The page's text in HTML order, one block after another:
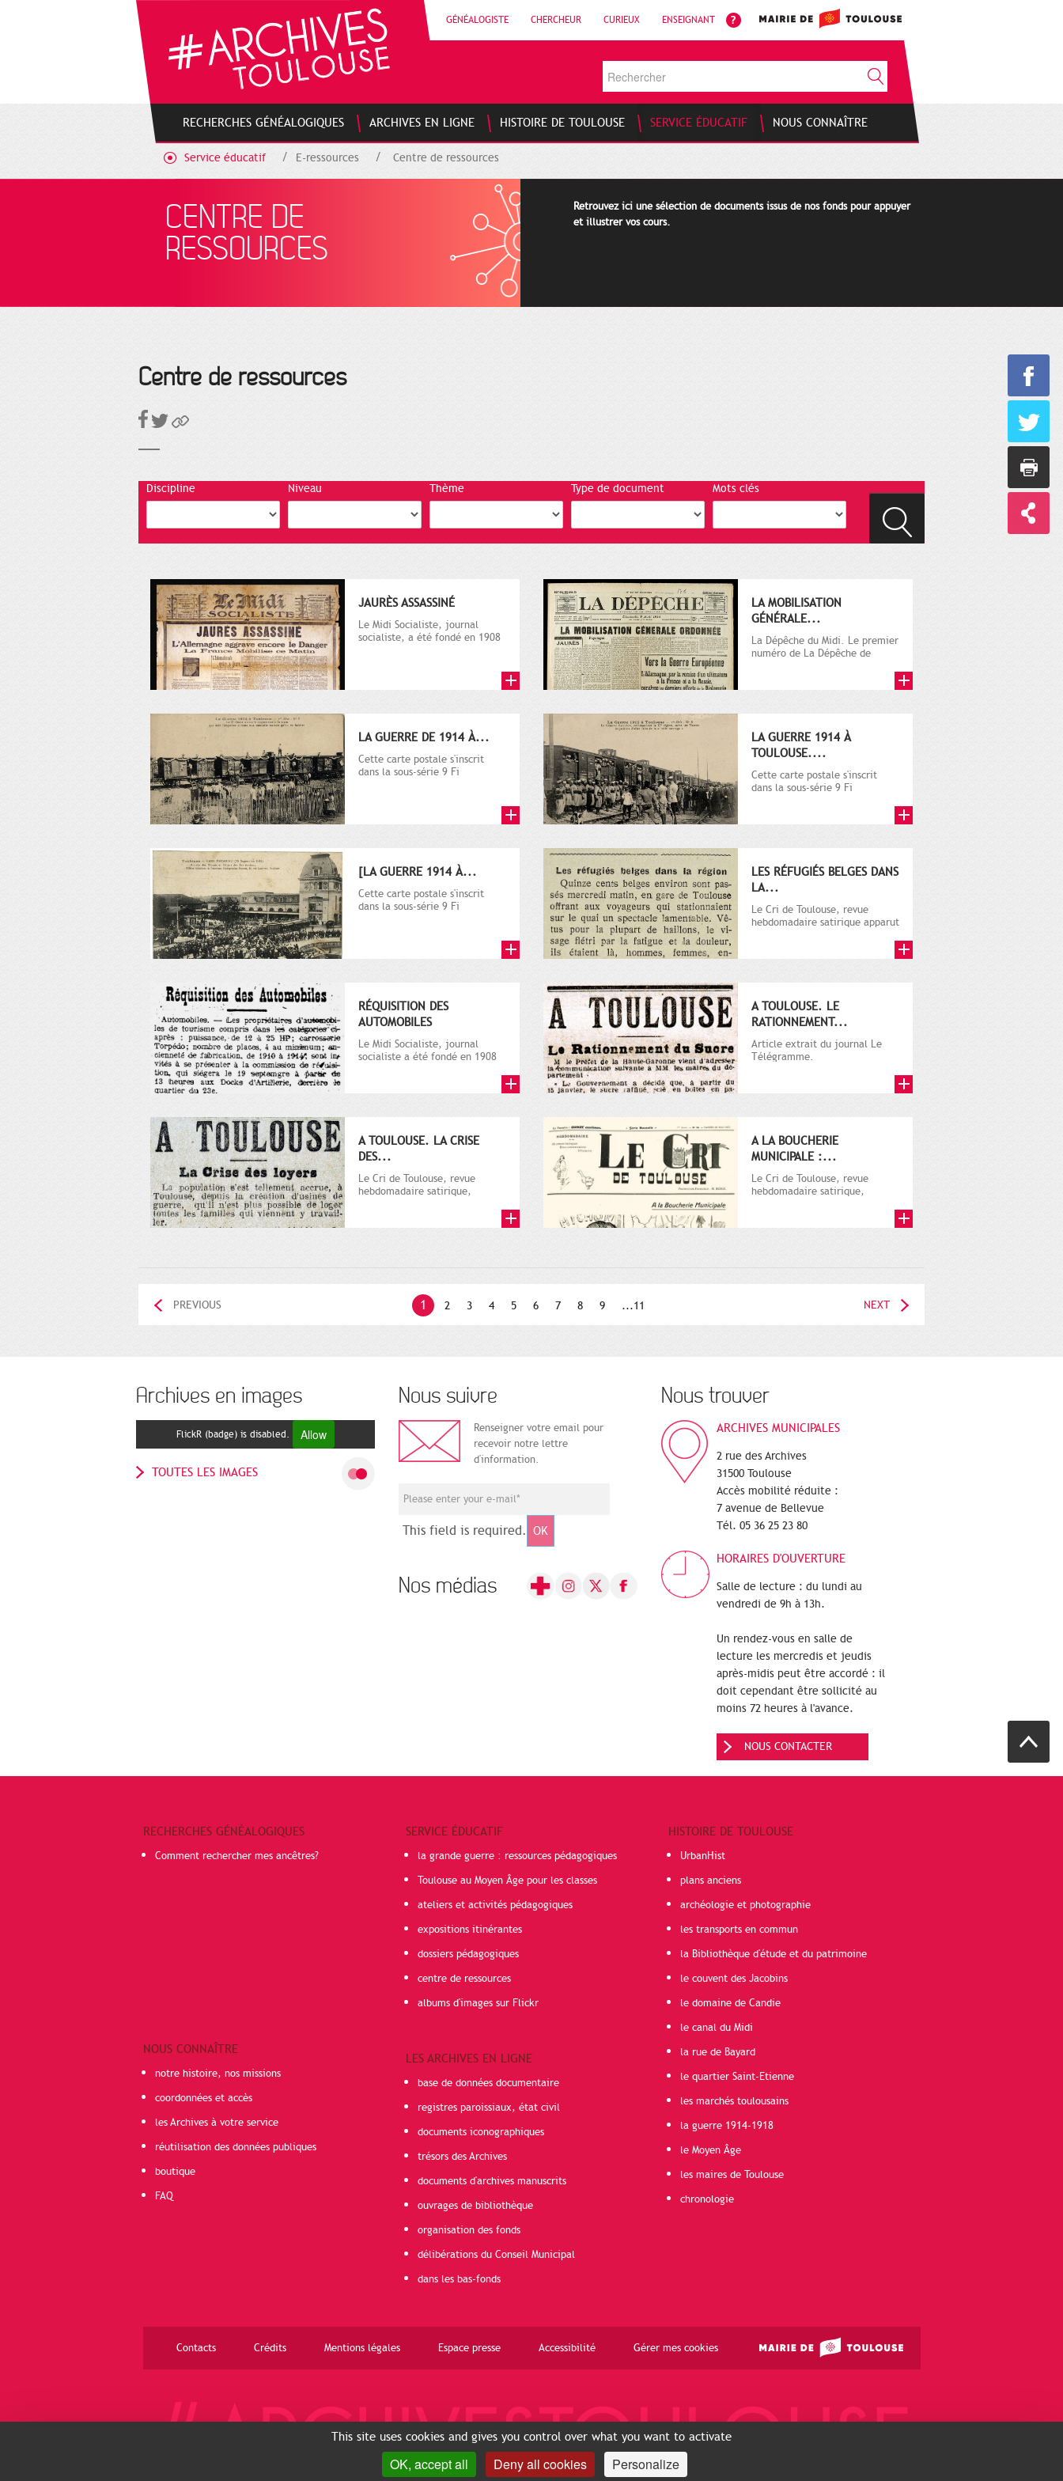
GÉNÉALOGISTE CHERCHEUR CURIEUX ENSEIGNANT
RECHERCHES GÉNÉALOGIQUES ARCHIVES EN LIGNE HISTOIRE DE TOULOUSE SERVICE ÉDUCATIF NOUS CONNAÎTRE
Service éducatif E-ressources Centre de ressources
CENTRE DE
RESSOURCES
Retrouvez ici une sélection de documents issus de nos fonds pour appuyer
et illustrer vos cours.
Centre de ressources
Discipline Niveau Thème Type de document Mots clés
JAURÈS ASSASSINÉ
Le Midi Socialiste, journal
socialiste, a été fondé en 1908
LA MOBILISATION
GÉNÉRALE...
La Dépêche du Midi. Le premier
numéro de La Dépêche de
LA GUERRE DE 1914 À...
Cette carte postale s'inscrit
dans la sous-série 9 Fi
LA GUERRE 1914 À
TOULOUSE....
Cette carte postale s'inscrit
dans la sous-série 9 Fi
[LA GUERRE 1914 À...
Cette carte postale s'inscrit
dans la sous-série 9 Fi
LES RÉFUGIÉS BELGES DANS
LA...
Le Cri de Toulouse, revue
hebdomadaire satirique apparut
RÉQUISITION DES
AUTOMOBILES
Le Midi Socialiste, journal
socialiste a été fondé en 1908
A TOULOUSE. LE
RATIONNEMENT...
Article extrait du journal Le
Télégramme.
A TOULOUSE. LA CRISE
DES...
Le Cri de Toulouse, revue
hebdomadaire satirique,
A LA BOUCHERIE
MUNICIPALE :...
Le Cri de Toulouse, revue
hebdomadaire satirique,
1 2 3 4 5 6 7 8 9 ...11
PREVIOUS NEXT
Archives en images
FlickR (badge) is disabled. Allow
TOUTES LES IMAGES
Nous suivre
Renseigner votre email pour
recevoir notre lettre
d'information.
This field is required. OK
Nos médias
Nous trouver
ARCHIVES MUNICIPALES
2 rue des Archives
31500 Toulouse
Accès mobilité réduite :
7 avenue de Bellevue
Tél. 05 36 25 23 80
HORAIRES D'OUVERTURE
Salle de lecture : du lundi au
vendredi de 9h à 13h.
Un rendez-vous en salle de
lecture les mercredis et jeudis
après-midis peut être accordé : il
doit cependant être sollicité au
moins 72 heures à l'avance.
NOUS CONTACTER
RECHERCHES GÉNÉALOGIQUES
Comment rechercher mes ancêtres?
NOUS CONNAÎTRE
notre histoire, nos missions
coordonnées et accès
les Archives à votre service
réutilisation des données publiques
boutique
FAQ
SERVICE ÉDUCATIF
la grande guerre : ressources pédagogiques
Toulouse au Moyen Âge pour les classes
ateliers et activités pédagogiques
expositions itinérantes
dossiers pédagogiques
centre de ressources
albums d'images sur Flickr
LES ARCHIVES EN LIGNE
base de données documentaire
registres paroissiaux, état civil
documents iconographiques
trésors des Archives
documents d'archives manuscrits
ouvrages de bibliothèque
organisation des fonds
délibérations du Conseil Municipal
dans les bas-fonds
HISTOIRE DE TOULOUSE
UrbanHist
plans anciens
archéologie et photographie
les transports en commun
la Bibliothèque d'étude et du patrimoine
le couvent des Jacobins
le domaine de Candie
le canal du Midi
la rue de Bayard
le quartier Saint-Etienne
les marchés toulousains
la guerre 1914-1918
le Moyen Âge
les maires de Toulouse
chronologie
Contacts Crédits Mentions légales Espace presse Accessibilité Gérer mes cookies
Cookies management panel
This site uses cookies and gives you control over what you want to activate
OK, accept all Deny all cookies Personalize